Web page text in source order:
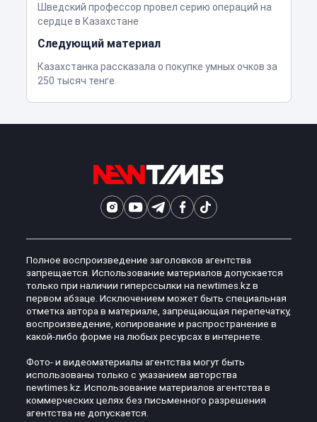
Шведский профессор провел серию операций на
сердце в Казахстане
Следующий материал
Казахстанка рассказала о покупке умных очков за
250 тысяч тенге
Полное воспроизведение заголовков агентства
запрещается. Использование материалов допускается
только при наличии гиперссылки на newtimes.kz в
первом абзаце. Исключением может быть специальная
отметка автора в материале, запрещающая перепечатку,
воспроизведение, копирование и распространение в
какой-либо форме на любых ресурсах в интернете.
Фото- и видеоматериалы агентства могут быть
использованы только с указанием авторства
newtimes.kz. Использование материалов агентства в
коммерческих целях без письменного разрешения
агентства не допускается.